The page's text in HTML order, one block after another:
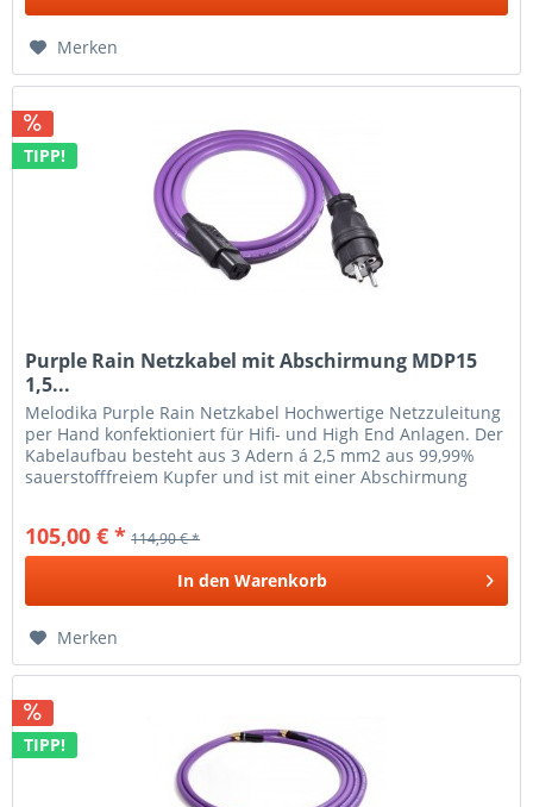
Merken
TIPP!
Purple Rain Netzkabel mit Abschirmung MDP15
1,5...
Melodika Purple Rain Netzkabel Hochwertige Netzzuleitung
per Hand konfektioniert für Hifi- und High End Anlagen. Der
Kabelaufbau besteht aus 3 Adern á 2,5 mm2 aus 99,99%
sauerstofffreiem Kupfer und ist mit einer Abschirmung
105,00 € * 114,90 € *
In den Warenkorb
Merken
TIPP!